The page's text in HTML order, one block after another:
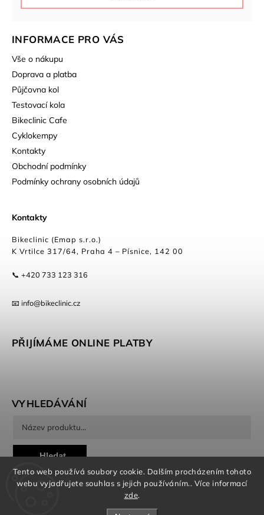
Tento web používá soubory cookie. Dalším procházením tohoto
webu vyjadřujete souhlas s jejich používáním.. Více informací
zde.
INFORMACE PRO VÁS
Vše o nákupu
Doprava a platba
Půjčovna kol
Testovací kola
Bikeclinic Cafe
Cyklokempy
Kontakty
Obchodní podmínky
Podmínky ochrany osobních údajů
Kontakty
Bikeclinic (Emap s.r.o.)
K Vrtilce 317/64, Praha 4 – Písnice, 142 00
📞 +420 733 123 316
📧 info@bikeclinic.cz
PŘIJÍMÁME ONLINE PLATBY
VYHLEDÁVÁNÍ
Hledat